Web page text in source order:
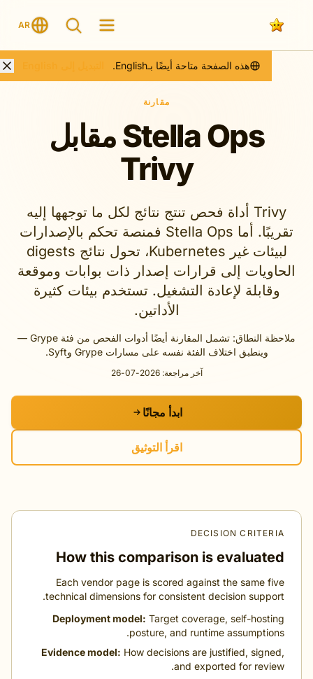
AR
Stella Ops مقابل
Trivy
Trivy أداة فحص تنتج نتائج لكل ما توجهها إليه
تقريبًا. أما Stella Ops فمنصة تحكم بالإصدارات
لبيئات غير Kubernetes، تحول نتائج digests
إلى قرارات إصدار ذات بوابات وموقعة
لإعادة التشغيل. تستخدم بيئات كثيرة
الأداتين.
ملاحظة النطاق: تشمل المقارنة أيضًا أدوات الفحص من فئة Grype —
وينطبق اختلاف الفئة نفسه على مسارات Grype وSyft.
آخر مراجعة: 2026-07-26
اقرأ التوثيق
DECISION
How this comparison is
Each vendor page is scored against the same
technical dimensions for consistent decision
Deployment model:Target coverage, self-
posture, and runtime
Evidence model:How decisions are justified,
and exported for
هذه الصفحة متاحة أيضًا بـEnglish. التبديل إلى English